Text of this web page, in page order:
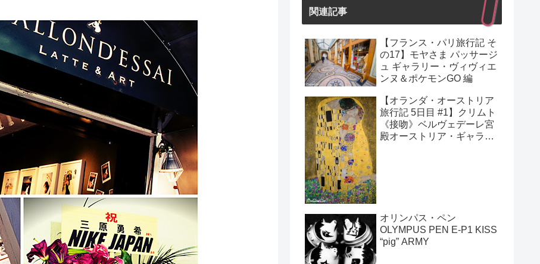
関連記事
【フランス・パリ旅行記 そ
の17】モヤさま パッサージ
ュ ギャラリー・ヴィヴィエ
ンヌ＆ポケモンGO 編
【オランダ・オーストリア
旅行記 5日目 #1】クリムト
《接吻》ベルヴェデーレ宮
殿オーストリア・ギャラリ
オリンパス・ペン
OLYMPUS PEN E-P1 KISS
“pig” ARMY